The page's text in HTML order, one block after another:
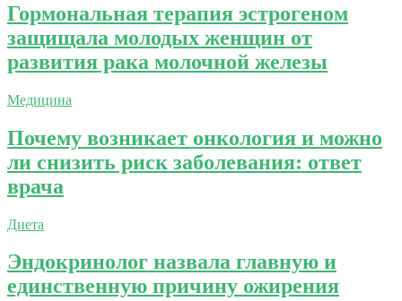
Гормональная терапия эстрогеном
защищала молодых женщин от
развития рака молочной железы
Медицина
Почему возникает онкология и можно
ли снизить риск заболевания: ответ
врача
Диета
Эндокринолог назвала главную и
единственную причину ожирения